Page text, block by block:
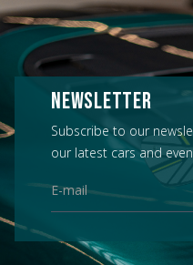
NEWSLETTER
Subscribe to our
our latest cars and